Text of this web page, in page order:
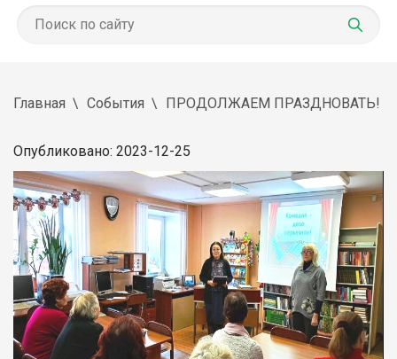
Главная События ПРОДОЛЖАЕМ ПРАЗДНОВАТЬ!
Опубликовано: 2023-12-25